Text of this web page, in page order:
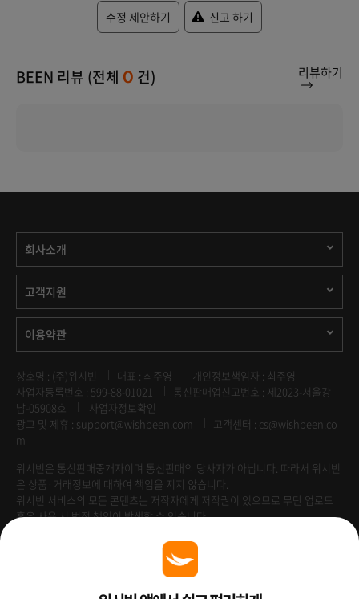
수정 제안하기 신고 하기
BEEN 리뷰 (전체 0 건) 리뷰하기
회사소개
고객지원
이용약관
상호명 : (주)위시빈 대표 : 최주영
개인정보책임자 : 최주영
사업자등록번호 : 599-88-01021
통신판매업신고번호 : 제2023-서울강
남-05908호
사업자정보확인
광고 및 제휴 : support@wishbeen.com
고객센터 : cs@wishbeen.co
m
위시빈은 통신판매중개자이며 통신판매의 당사자가 아닙니다. 따라서 위시빈
은 상품·거래정보에 대하여 책임을 지지 않습니다.
위시빈 서비스의 모든 콘텐츠는 저작자에게 저작권이 있으므로 무단 업로드
혹은 사용 시 법적 책임이 발생할 수 있습니다.